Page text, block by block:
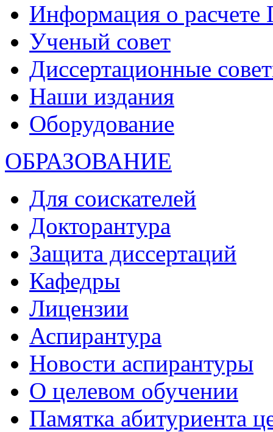
Информация о
Ученый совет
Диссертационные
Наши издания
Оборудование
ОБРАЗОВАНИЕ
Для соискателей
Докторантура
Защита диссертаций
Кафедры
Лицензии
Аспирантура
Новости аспирантуры
О целевом обучении
Памятка абитуриента